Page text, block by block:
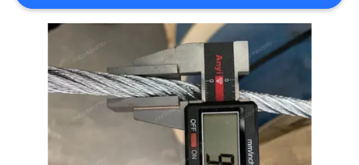
ΥΠΟΘΈΣΕΙΣ
CONTACT
SITEMAP